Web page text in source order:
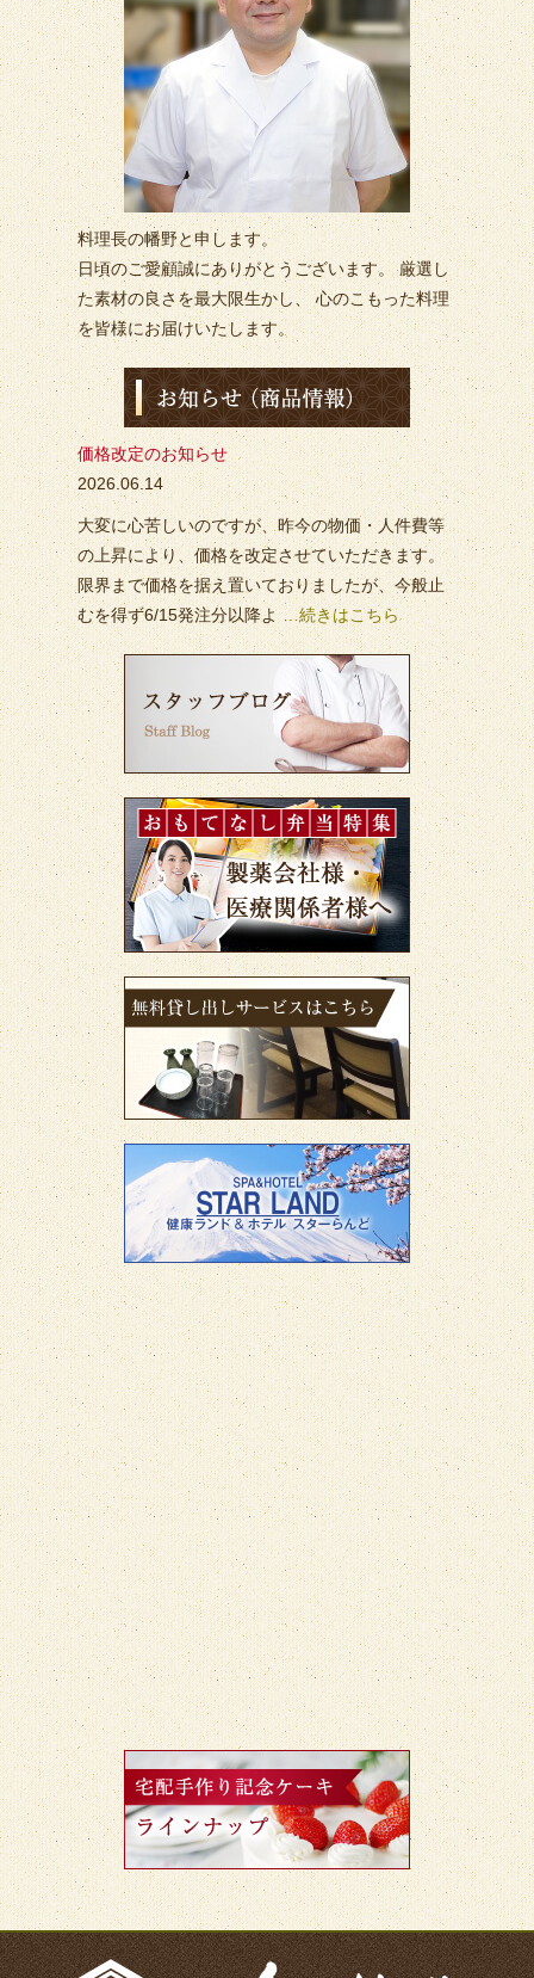
料理長の幡野と申します。
日頃のご愛顧誠にありがとうございます。 厳選し
た素材の良さを最大限生かし、 心のこもった料理
を皆様にお届けいたします。
価格改定のお知らせ
2026.06.14
大変に心苦しいのですが、昨今の物価・人件費等
の上昇により、価格を改定させていただきます。
限界まで価格を据え置いておりましたが、今般止
むを得ず6/15発注分以降よ…続きはこちら